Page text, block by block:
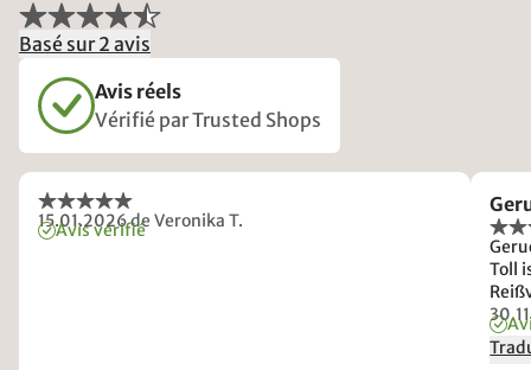
Basé sur 2 avis
Avis réels
Vérifié par Trusted Shops
15.01.2026de Veronika T.
Avis vérifié
Toll